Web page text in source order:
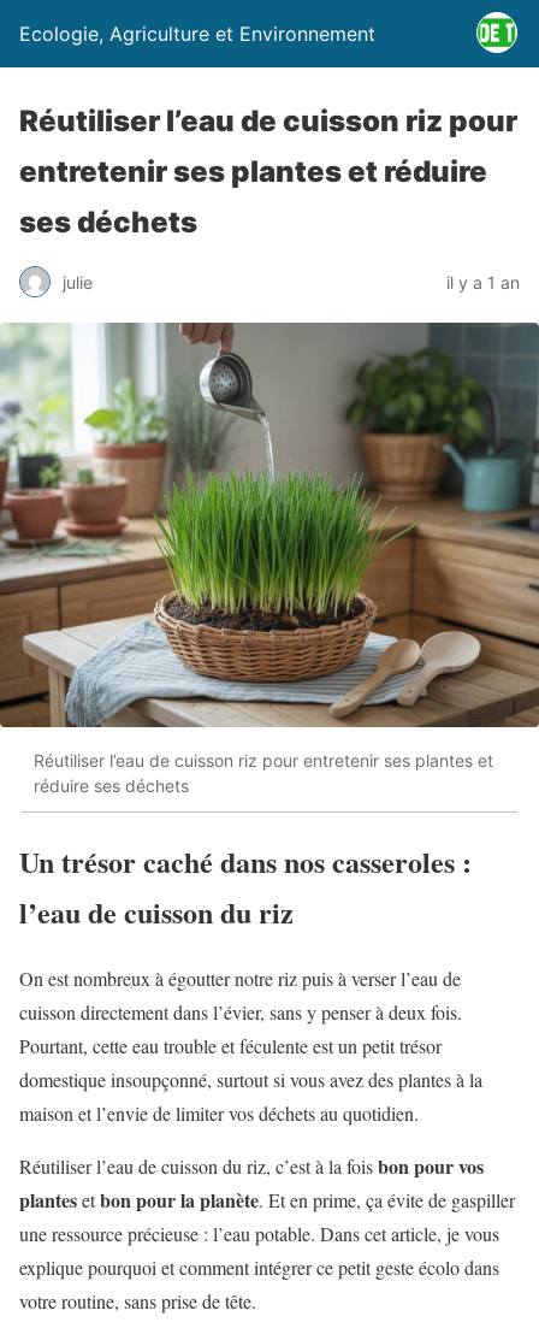
Ecologie, Agriculture et Environnement
Réutiliser l’eau de cuisson riz pour
entretenir ses plantes et réduire
ses déchets
julie il y a 1 an
Réutiliser l’eau de cuisson riz pour entretenir ses plantes et
réduire ses déchets
Un trésor caché dans nos casseroles :
l’eau de cuisson du riz
On est nombreux à égoutter notre riz puis à verser l’eau de
cuisson directement dans l’évier, sans y penser à deux fois.
Pourtant, cette eau trouble et féculente est un petit trésor
domestique insoupçonné, surtout si vous avez des plantes à la
maison et l’envie de limiter vos déchets au quotidien.
Réutiliser l’eau de cuisson du riz, c’est à la foisbon pour vos
plantesetbon pour la planète. Et en prime, ça évite de gaspiller
une ressource précieuse : l’eau potable. Dans cet article, je vous
explique pourquoi et comment intégrer ce petit geste écolo dans
votre routine, sans prise de tête.